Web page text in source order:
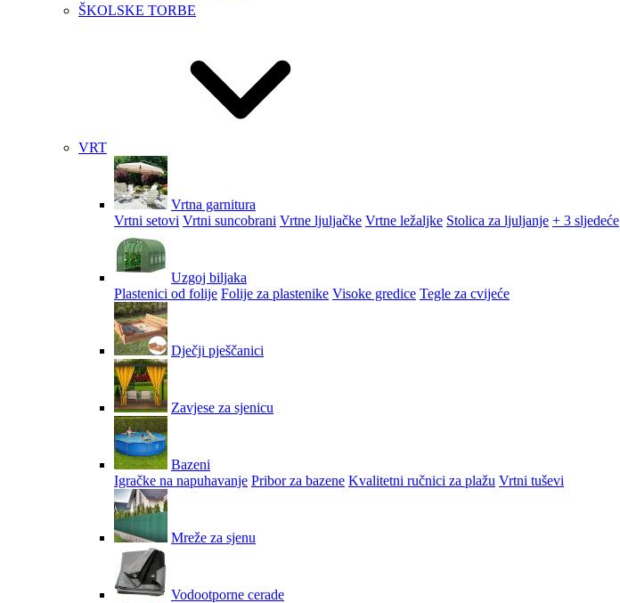
ŠKOLSKE TORBE
VRT
Vrtna garnitura
Vrtni setovi Vrtni suncobrani Vrtne ljuljačke Vrtne ležaljke Stolica za ljuljanje + 3 sljedeće
Uzgoj biljaka
Plastenici od folije Folije za plastenike Visoke gredice Tegle za cvijeće
Dječji pješčanici
Zavjese za sjenicu
Bazeni
Igračke na napuhavanje Pribor za bazene Kvalitetni ručnici za plažu Vrtni tuševi
Mreže za sjenu
Vodootporne cerade